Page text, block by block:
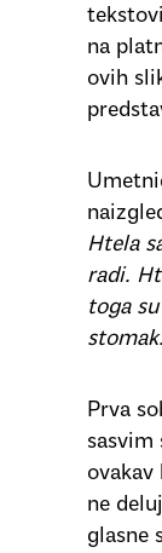
na
ovih
Htela
radi.
toga
Prva
sasvim
ne
glasne